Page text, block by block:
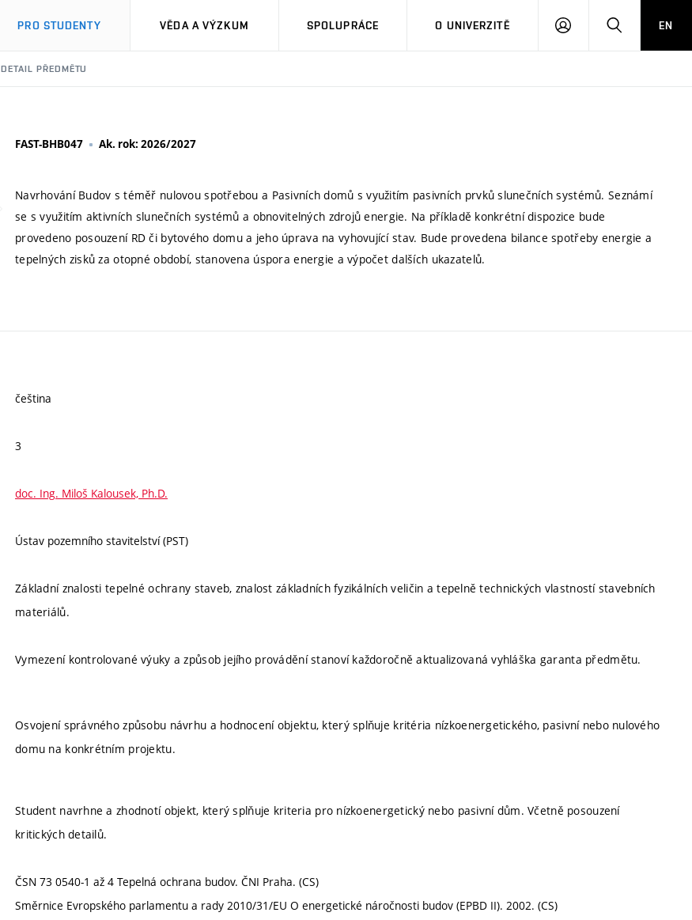
PRO STUDENTY VĚDA A VÝZKUM SPOLUPRÁCE O UNIVERZITĚ
PŘIHLÁSIT HLEDATEN
DETAIL PŘEDMĚTU
FAST-BHB047 Ak. rok: 2026/2027
Navrhování Budov s téměř nulovou spotřebou a Pasivních domů s využitím pasivních prvků slunečních systémů. Seznámí
se s využitím aktivních slunečních systémů a obnovitelných zdrojů energie. Na příkladě konkrétní dispozice bude
provedeno posouzení RD či bytového domu a jeho úprava na vyhovující stav. Bude provedena bilance spotřeby energie a
tepelných zisků za otopné období, stanovena úspora energie a výpočet dalších ukazatelů.
čeština
3
doc. Ing. Miloš Kalousek, Ph.D.
Ústav pozemního stavitelství (PST)
Základní znalosti tepelné ochrany staveb, znalost základních fyzikálních veličin a tepelně technických vlastností stavebních
materiálů.
Vymezení kontrolované výuky a způsob jejího provádění stanoví každoročně aktualizovaná vyhláška garanta předmětu.
Osvojení správného způsobu návrhu a hodnocení objektu, který splňuje kritéria nízkoenergetického, pasivní nebo nulového
domu na konkrétním projektu.
Student navrhne a zhodnotí objekt, který splňuje kriteria pro nízkoenergetický nebo pasivní dům. Včetně posouzení
kritických detailů.
ČSN 73 0540-1 až 4 Tepelná ochrana budov. ČNI Praha. (CS)
Směrnice Evropského parlamentu a rady 2010/31/EU O energetické náročnosti budov (EPBD II). 2002. (CS)